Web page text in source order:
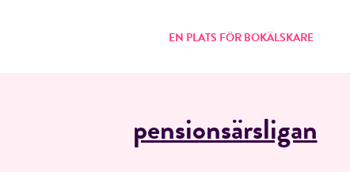
EN PLATS FÖR BOKÄLSKARE
pensionsärsligan